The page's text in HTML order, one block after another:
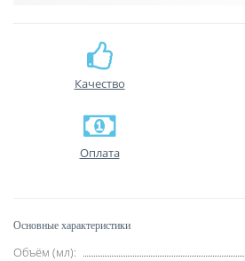
Качество
Оплата
Основные характеристики
Объём (мл):